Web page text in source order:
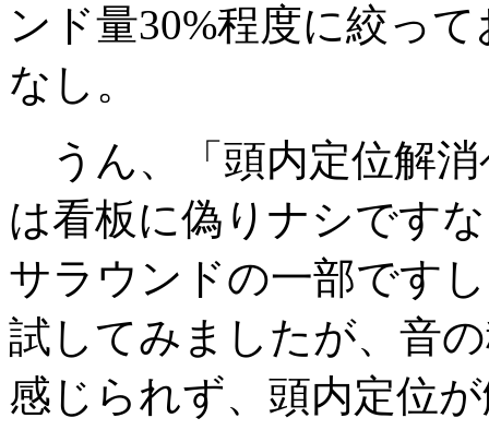
ンド量30%程度に絞っ
なし。
うん、「頭内定位解
は看板に偽りナシです
サラウンドの一部です
試してみましたが、音
感じられず、頭内定位